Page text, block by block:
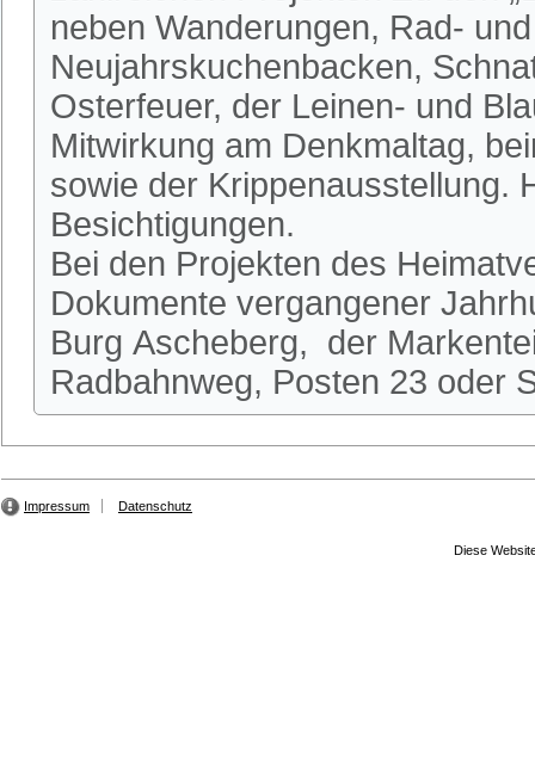
neben Wanderungen, Rad-
Neujahrskuchenbacken,
Osterfeuer, der Leinen- und
Mitwirkung am Denkmaltag,
sowie der Krippenausstellung.
Besichtigungen.
Bei den Projekten des
Dokumente vergangener
Burg Ascheberg, der
Radbahnweg, Posten 23 oder
Impressum Datenschutz
Diese